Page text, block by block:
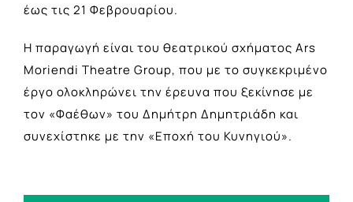
έως τις 21 Φεβρουαρίου.
Η παραγωγή είναι του θεατρικού σχήματος Ars
Moriendi Theatre Group, που με το συγκεκριμένο
έργο ολοκληρώνει την έρευνα που ξεκίνησε με
τον «Φαέθων» του Δημήτρη Δημητριάδη και
συνεχίστηκε με την «Εποχή του Κυνηγιού».